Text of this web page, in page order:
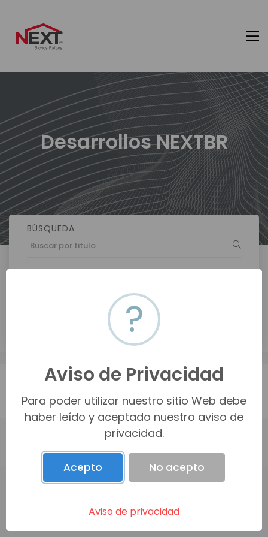
Desarrollos NEXTBR
BÚSQUEDA
CIUDAD
Buscar
‹ 1 2 3 4 5 6 7 ›
Tabasco Nte. 18, Modelo, 83190 Hermosillo, Son.
?
Aviso de Privacidad
Para poder utilizar nuestro sitio Web debe
haber leído y aceptado nuestro aviso de
privacidad.
Acepto No acepto
Aviso de privacidad